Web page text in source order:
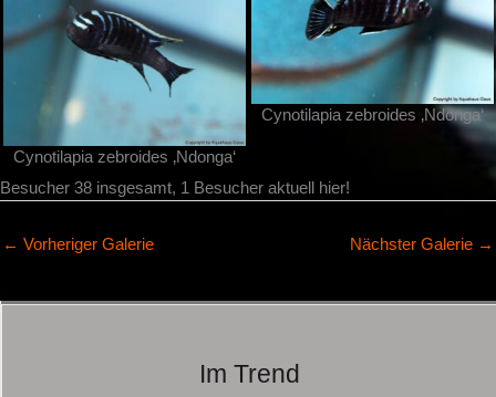
Cynotilapia zebroides ‚Ndonga‘
Cynotilapia zebroides ‚Ndonga‘
Besucher 38 insgesamt, 1 Besucher aktuell hier!
← Vorheriger Galerie Nächster Galerie →
Im Trend